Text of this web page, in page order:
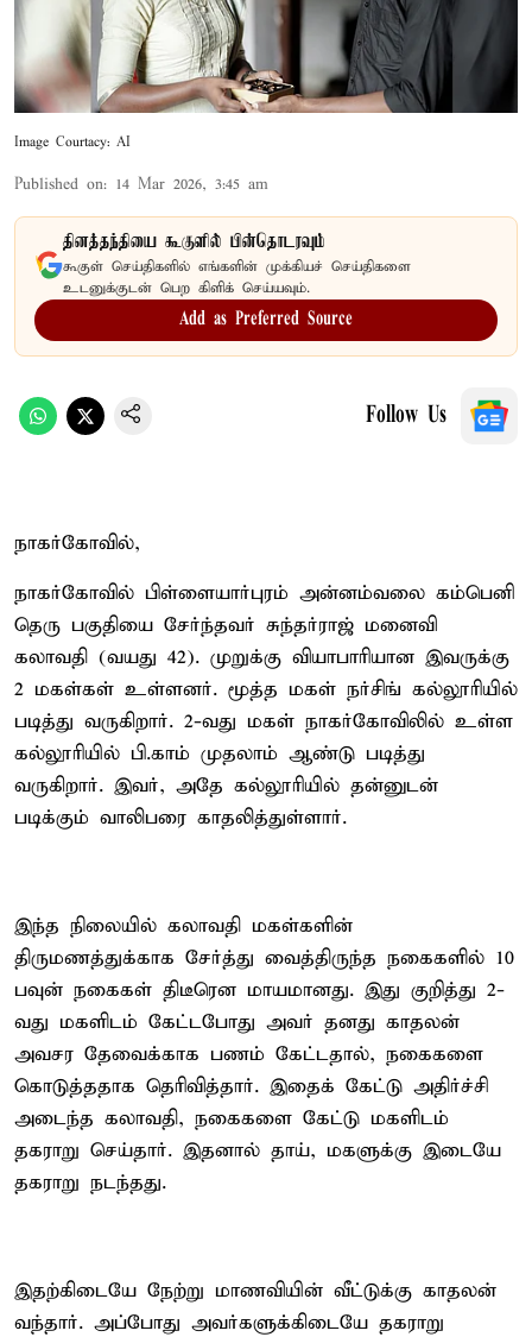
Image Courtacy: AI
Published on: 14 Mar 2026, 3:45 am
தினத்தந்தியை கூகுளில் பின்தொடரவும்
கூகுள் செய்திகளில் எங்களின் முக்கியச் செய்திகளை
உடனுக்குடன் பெற கிளிக் செய்யவும்.
Add as Preferred Source
Follow Us
நாகர்கோவில்,
நாகர்கோவில் பிள்ளையார்புரம் அன்னம்வலை கம்பெனி
தெரு பகுதியை சேர்ந்தவர் சுந்தர்ராஜ் மனைவி
கலாவதி (வயது 42). முறுக்கு வியாபாரியான இவருக்கு
2 மகள்கள் உள்ளனர். மூத்த மகள் நர்சிங் கல்லூரியில்
படித்து வருகிறார். 2-வது மகள் நாகர்கோவிலில் உள்ள
கல்லூரியில் பி.காம் முதலாம் ஆண்டு படித்து
வருகிறார். இவர், அதே கல்லூரியில் தன்னுடன்
படிக்கும் வாலிபரை காதலித்துள்ளார்.
இந்த நிலையில் கலாவதி மகள்களின்
திருமணத்துக்காக சேர்த்து வைத்திருந்த நகைகளில் 10
பவுன் நகைகள் திடீரென மாயமானது. இது குறித்து 2-
வது மகளிடம் கேட்டபோது அவர் தனது காதலன்
அவசர தேவைக்காக பணம் கேட்டதால், நகைகளை
கொடுத்ததாக தெரிவித்தார். இதைக் கேட்டு அதிர்ச்சி
அடைந்த கலாவதி, நகைகளை கேட்டு மகளிடம்
தகராறு செய்தார். இதனால் தாய், மகளுக்கு இடையே
தகராறு நடந்தது.
இதற்கிடையே நேற்று மாணவியின் வீட்டுக்கு காதலன்
வந்தார். அப்போது அவர்களுக்கிடையே தகராறு